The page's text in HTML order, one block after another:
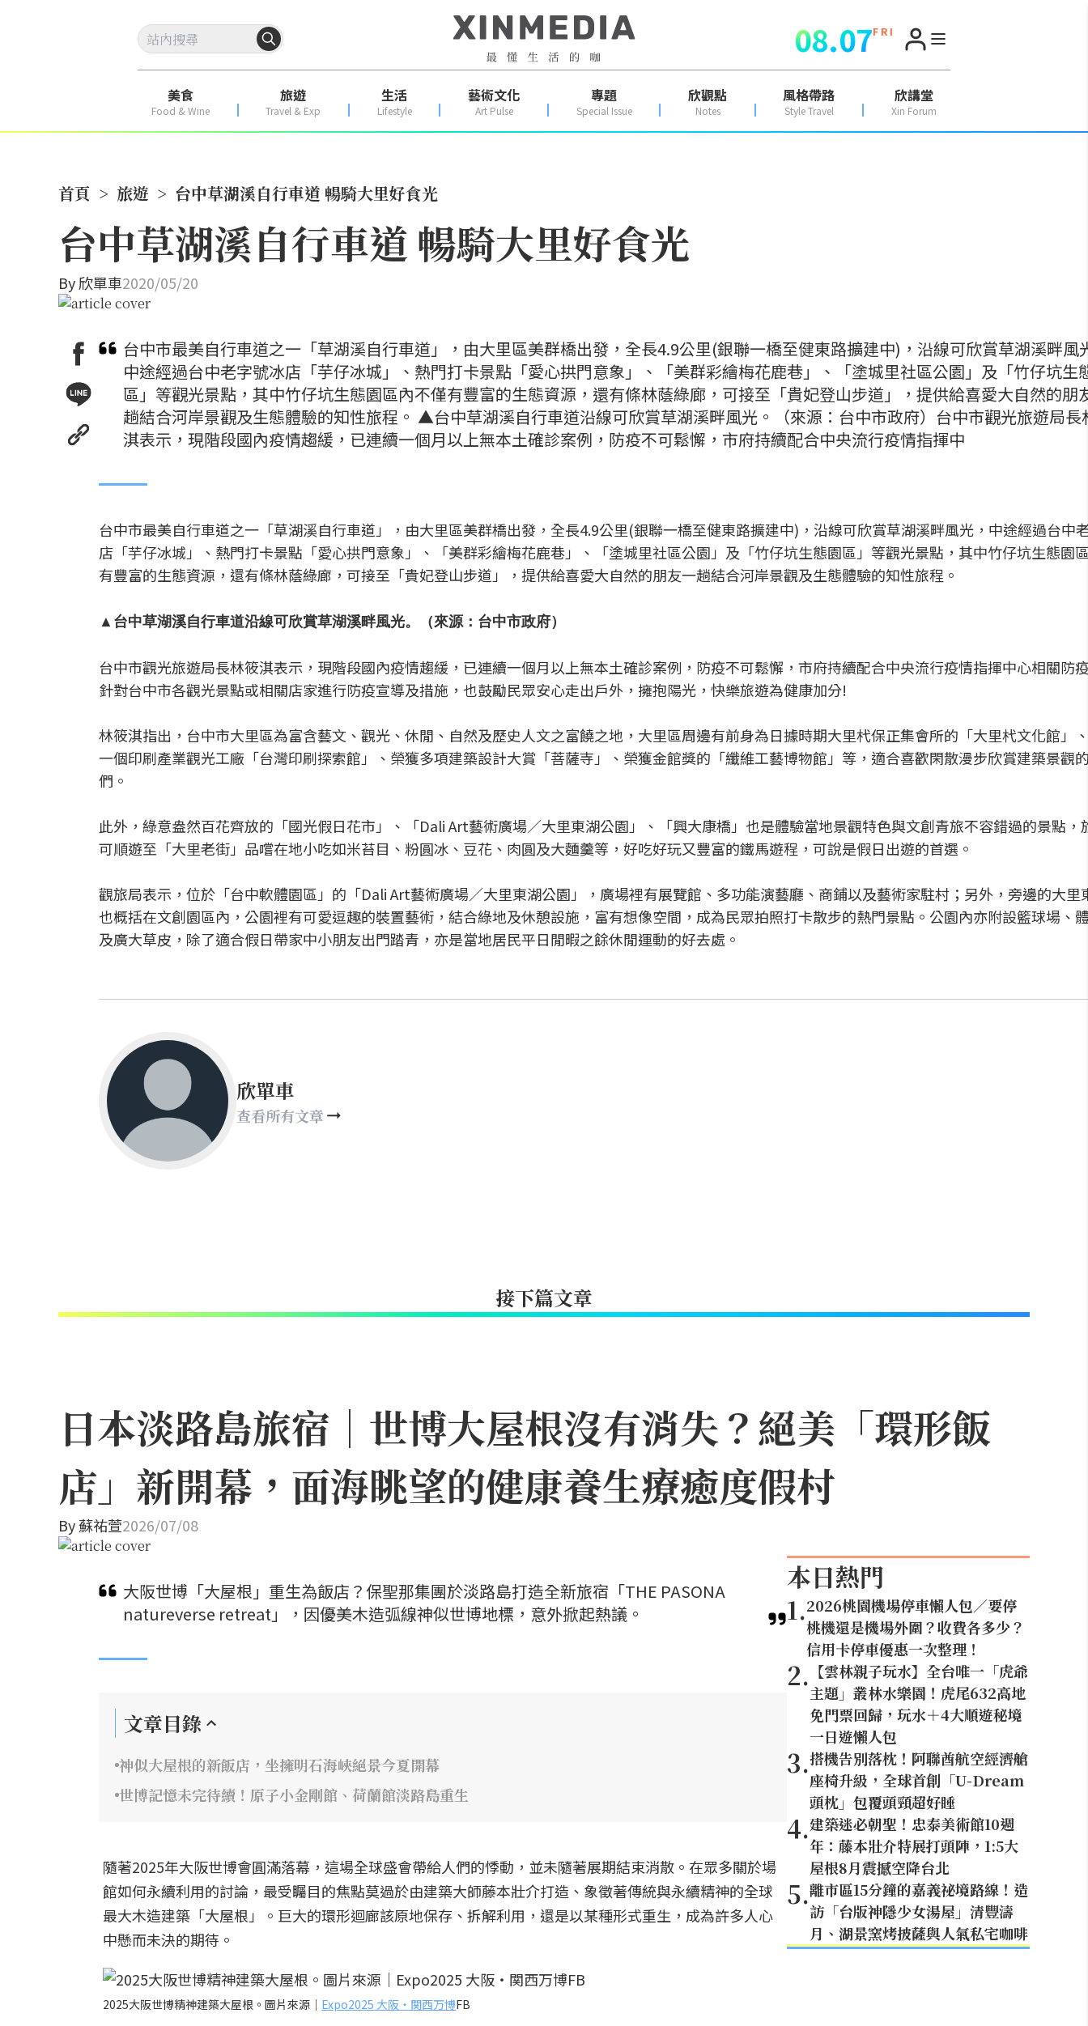
08.07F R I
美食
Food & Wine
旅遊
Travel & Exp
生活
Lifestyle
藝術文化
Art Pulse
專題
Special Issue
欣觀點
Notes
風格帶路
Style Travel
欣講堂
Xin Forum
首頁 > 旅遊 > 台中草湖溪自行車道 暢騎大里好食光
台中草湖溪自行車道 暢騎大里好食光
By欣單車2020/05/20
台中市最美自行車道之一「草湖溪自行車道」，由大里區美群橋出發，全長4.9公里(銀聯一橋至健東路擴建中)，沿線可欣賞草湖溪畔風
中途經過台中老字號冰店「芋仔冰城」、熱門打卡景點「愛心拱門意象」、「美群彩繪梅花鹿巷」、「塗城里社區公園」及「竹仔坑生
區」等觀光景點，其中竹仔坑生態園區內不僅有豐富的生態資源，還有條林蔭綠廊，可接至「貴妃登山步道」，提供給喜愛大自然的朋
趟結合河岸景觀及生態體驗的知性旅程。 ▲台中草湖溪自行車道沿線可欣賞草湖溪畔風光。（來源：台中市政府）台中市觀光旅遊局長
淇表示，現階段國內疫情趨緩，已連續一個月以上無本土確診案例，防疫不可鬆懈，市府持續配合中央流行疫情指揮中
台中市最美自行車道之一「草湖溪自行車道」，由大里區美群橋出發，全長4.9公里(銀聯一橋至健東路擴建中)，沿線可欣賞草湖溪畔風光，中途經過台中
店「芋仔冰城」、熱門打卡景點「愛心拱門意象」、「美群彩繪梅花鹿巷」、「塗城里社區公園」及「竹仔坑生態園區」等觀光景點，其中竹仔坑生態園
有豐富的生態資源，還有條林蔭綠廊，可接至「貴妃登山步道」，提供給喜愛大自然的朋友一趟結合河岸景觀及生態體驗的知性旅程。
▲台中草湖溪自行車道沿線可欣賞草湖溪畔風光。（來源：台中市政府）
台中市觀光旅遊局長林筱淇表示，現階段國內疫情趨緩，已連續一個月以上無本土確診案例，防疫不可鬆懈，市府持續配合中央流行疫情指揮中心相關防
針對台中市各觀光景點或相關店家進行防疫宣導及措施，也鼓勵民眾安心走出戶外，擁抱陽光，快樂旅遊為健康加分!
林筱淇指出，台中市大里區為富含藝文、觀光、休閒、自然及歷史人文之富饒之地，大里區周邊有前身為日據時期大里杙保正集會所的「大里杙文化館」
一個印刷產業觀光工廠「台灣印刷探索館」、榮獲多項建築設計大賞「菩薩寺」、榮獲金館獎的「纖維工藝博物館」等，適合喜歡閑散漫步欣賞建築景觀
們。
此外，綠意盎然百花齊放的「國光假日花市」、「Dali Art藝術廣場／大里東湖公園」、「興大康橋」也是體驗當地景觀特色與文創青旅不容錯過的景點，
可順遊至「大里老街」品嚐在地小吃如米苔目、粉圓冰、豆花、肉圓及大麵羹等，好吃好玩又豐富的鐵馬遊程，可說是假日出遊的首選。
觀旅局表示，位於「台中軟體園區」的「Dali Art藝術廣場／大里東湖公園」，廣場裡有展覽館、多功能演藝廳、商鋪以及藝術家駐村；另外，旁邊的大里
也概括在文創園區內，公園裡有可愛逗趣的裝置藝術，結合綠地及休憩設施，富有想像空間，成為民眾拍照打卡散步的熱門景點。公園內亦附設籃球場、
及廣大草皮，除了適合假日帶家中小朋友出門踏青，亦是當地居民平日閒暇之餘休閒運動的好去處。
欣單車
查看所有文章
接下篇文章
日本淡路島旅宿｜世博大屋根沒有消失？絕美「環形飯
店」新開幕，面海眺望的健康養生療癒度假村
By蘇祐萱2026/07/08
大阪世博「大屋根」重生為飯店？保聖那集團於淡路島打造全新旅宿「THE PASONA
natureverse retreat」，因優美木造弧線神似世博地標，意外掀起熱議。
文章目錄
神似大屋根的新飯店，坐擁明石海峽絕景今夏開幕
世博記憶未完待續！原子小金剛館、荷蘭館淡路島重生
隨著2025年大阪世博會圓滿落幕，這場全球盛會帶給人們的悸動，並未隨著展期結束消散。在眾多關於場
館如何永續利用的討論，最受矚目的焦點莫過於由建築大師藤本壯介打造、象徵著傳統與永續精神的全球
最大木造建築「大屋根」。巨大的環形迴廊該原地保存、拆解利用，還是以某種形式重生，成為許多人心
中懸而未決的期待。
2025大阪世博精神建築大屋根。圖片來源｜ Expo2025 大阪・関西万博FB
本日熱門
1.2026桃園機場停車懶人包／要停
桃機還是機場外圍？收費各多少？
信用卡停車優惠一次整理！
2. 【雲林親子玩水】全台唯一「虎爺
主題」叢林水樂園！虎尾632高地
免門票回歸，玩水＋4大順遊秘境
一日遊懶人包
3.搭機告別落枕！阿聯酋航空經濟艙
座椅升級，全球首創「U-Dream
頭枕」包覆頭頸超好睡
4.建築迷必朝聖！忠泰美術館10週
年：藤本壯介特展打頭陣，1:5大
屋根8月震撼空降台北
5.離市區15分鐘的嘉義祕境路線！造
訪「台版神隱少女湯屋」清豐濤
月、湖景窯烤披薩與人氣私宅咖啡